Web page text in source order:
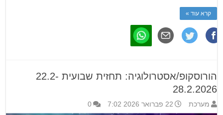
קרא עוד »
הורוסקופ/אסטרולוגיה: תחזית שבועית 22.2-
28.2.2026
מערכת 22 פברואר 2026 7:02 0